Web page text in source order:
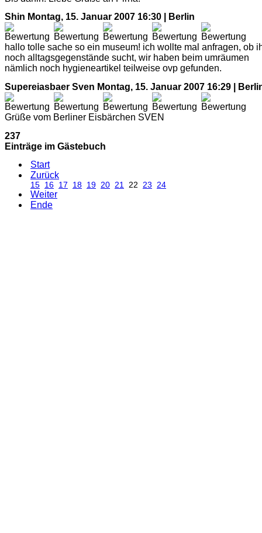
Shin Montag, 15. Januar 2007 16:30 | Berlin
hallo tolle sache so ein museum! ich wollte mal anfragen, ob
noch alltagsgegenstände sucht, wir haben beim umräumen
nämlich noch hygieneartikel teilweise ovp gefunden.
Supereiasbaer Sven Montag, 15. Januar 2007 16:29 |
Grüße vom Berliner Eisbärchen SVEN
237
Einträge im Gästebuch
Start
Zurück
15 16 17 18 19 20 21 22 23 24
Weiter
Ende